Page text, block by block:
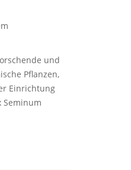
und
Pflanzen,
Einrichtung
Seminum